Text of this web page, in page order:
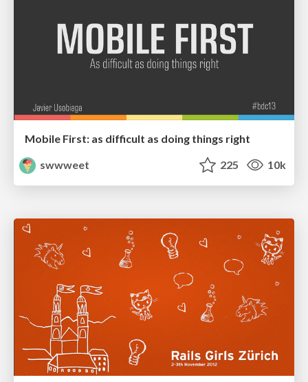
Mobile First: as difficult as doing things right
swwweet
225 10k